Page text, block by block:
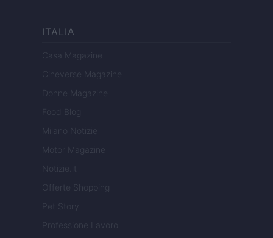
ITALIA
Casa Magazine
Cineverse Magazine
Donne Magazine
Food Blog
Milano Notizie
Motor Magazine
Notizie.it
Offerte Shopping
Pet Story
Professione Lavoro